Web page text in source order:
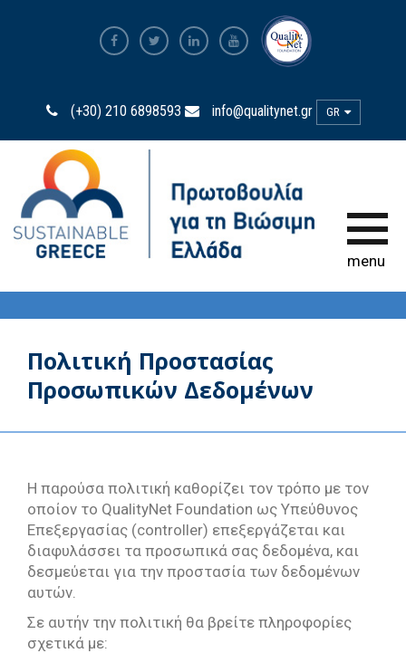
Companies
Η Πρωτοβουλία
Πρεσβευτές Βιωσιμότητας
Η Δύναμη της Συμμετοχής
Βιωσιμότητας
Ελληνικός Κώδικας
(+30) 210 6898593 info@qualitynet.gr GR
menu
Πολιτική Προστασίας
Προσωπικών Δεδομένων
Η παρούσα πολιτική καθορίζει τον τρόπο με τον
οποίον το QualityNet Foundation ως Υπεύθυνος
Επεξεργασίας (controller) επεξεργάζεται και
διαφυλάσσει τα προσωπικά σας δεδομένα, και
δεσμεύεται για την προστασία των δεδομένων
αυτών.
Σε αυτήν την πολιτική θα βρείτε πληροφορίες
σχετικά με: